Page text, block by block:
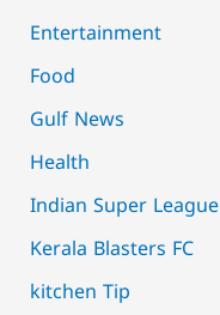
Entertainment
Food
Gulf News
Health
Indian Super League
Kerala Blasters FC
kitchen Tip